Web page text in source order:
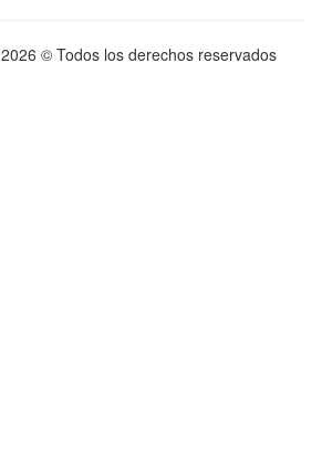
2026 © Todos los derechos reservados